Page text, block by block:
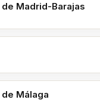
Madrid-Barajas
Málaga